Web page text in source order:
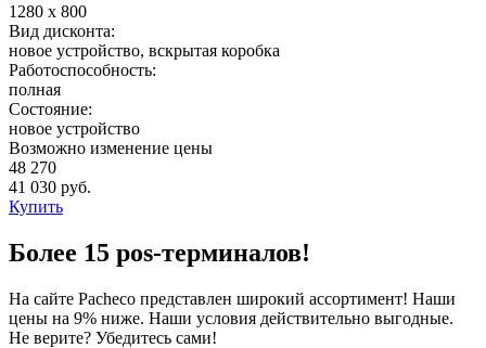
1280 x 800
Вид дисконта:
новое устройство, вскрытая коробка
Работоспособность:
полная
Состояние:
новое устройство
Возможно изменение цены
48 270
41 030 руб.
Купить
Более 15 pos-терминалов!
На сайте Pacheco представлен широкий ассортимент! Наши
цены на 9% ниже. Наши условия действительно выгодные.
Не верите? Убедитесь сами!